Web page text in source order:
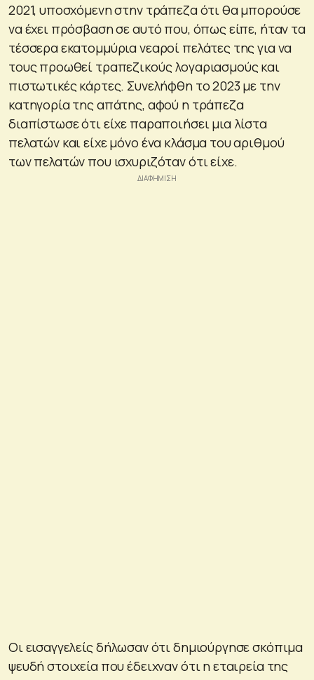
2021, υποσχόμενη στην τράπεζα ότι θα μπορούσε
να έχει πρόσβαση σε αυτό που, όπως είπε, ήταν τα
τέσσερα εκατομμύρια νεαροί πελάτες της για να
τους προωθεί τραπεζικούς λογαριασμούς και
πιστωτικές κάρτες. Συνελήφθη το 2023 με την
κατηγορία της απάτης, αφού η τράπεζα
διαπίστωσε ότι είχε παραποιήσει μια λίστα
πελατών και είχε μόνο ένα κλάσμα του αριθμού
των πελατών που ισχυριζόταν ότι είχε.
Οι εισαγγελείς δήλωσαν ότι δημιούργησε σκόπιμα
ψευδή στοιχεία που έδειχναν ότι η εταιρεία της